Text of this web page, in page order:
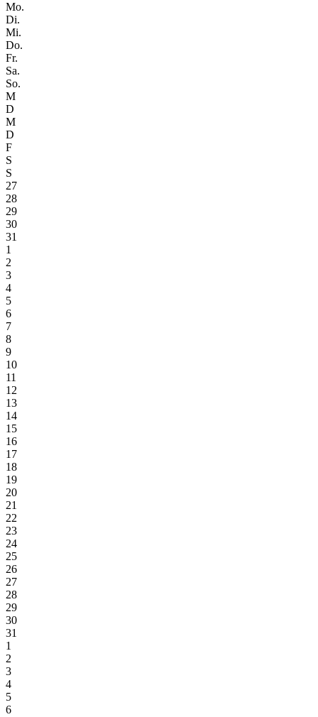
Mo.
Di.
Mi.
Do.
Fr.
Sa.
So.
M
D
M
D
F
S
S
27
28
29
30
31
1
2
3
4
5
6
7
8
9
10
11
12
13
14
15
16
17
18
19
20
21
22
23
24
25
26
27
28
29
30
31
1
2
3
4
5
6